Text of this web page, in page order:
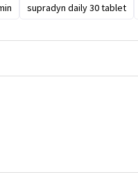
supradyn daily 30 tablet